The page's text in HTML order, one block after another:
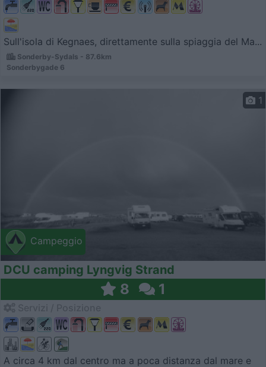
Sull'isola di Kegnaes, direttamente sulla spiaggia del Ma...
Sonderby-Sydals - 87.6km
Sonderbygade 6
Campeggio
1
DCU camping Lyngvig Strand
8 1
A circa 4 km dal centro ma a poca distanza dal mare e